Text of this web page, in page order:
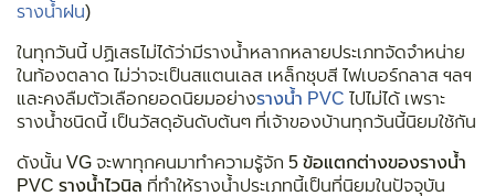
รางน้ำฝน)
ในทุกวันนี้ ปฏิเสธไม่ได้ว่ามีรางน้ำหลากหลายประเภทจัดจำหน่าย
ในท้องตลาด ไม่ว่าจะเป็นสแตนเลส เหล็กชุบสี ไฟเบอร์กลาส ฯลฯ
และคงลืมตัวเลือกยอดนิยมอย่างรางน้ำ PVC ไปไม่ได้ เพราะ
รางน้ำชนิดนี้ เป็นวัสดุอันดับต้นๆ ที่เจ้าของบ้านทุกวันนี้นิยมใช้กัน
ดังนั้น VG จะพาทุกคนมาทำความรู้จัก 5 ข้อแตกต่างของรางน้ำ
PVC รางน้ำไวนิล ที่ทำให้รางน้ำประเภทนี้เป็นที่นิยมในปัจจุบัน